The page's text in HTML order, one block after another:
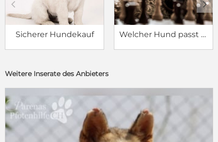
Sicherer Hundekauf Welcher Hund passt zu mir?
c d
Weitere Inserate des Anbieters